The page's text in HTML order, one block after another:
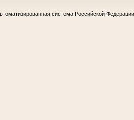
система Российской